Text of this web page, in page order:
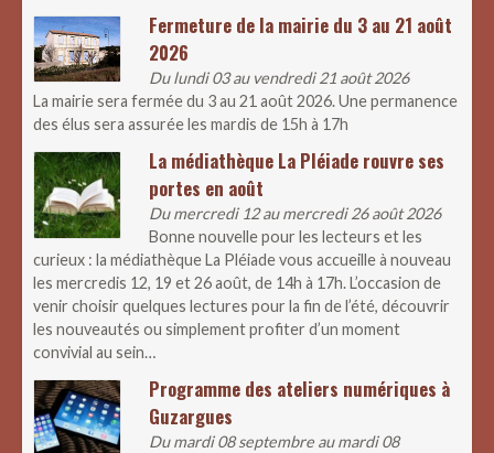
Fermeture de la mairie du 3 au 21 août
2026
Du lundi 03 au vendredi 21 août 2026
La mairie sera fermée du 3 au 21 août 2026. Une permanence
des élus sera assurée les mardis de 15h à 17h
La médiathèque La Pléiade rouvre ses
portes en août
Du mercredi 12 au mercredi 26 août 2026
Bonne nouvelle pour les lecteurs et les
curieux : la médiathèque La Pléiade vous accueille à nouveau
les mercredis 12, 19 et 26 août, de 14h à 17h. L’occasion de
venir choisir quelques lectures pour la fin de l’été, découvrir
les nouveautés ou simplement profiter d’un moment
convivial au sein…
Programme des ateliers numériques à
Guzargues
Du mardi 08 septembre au mardi 08